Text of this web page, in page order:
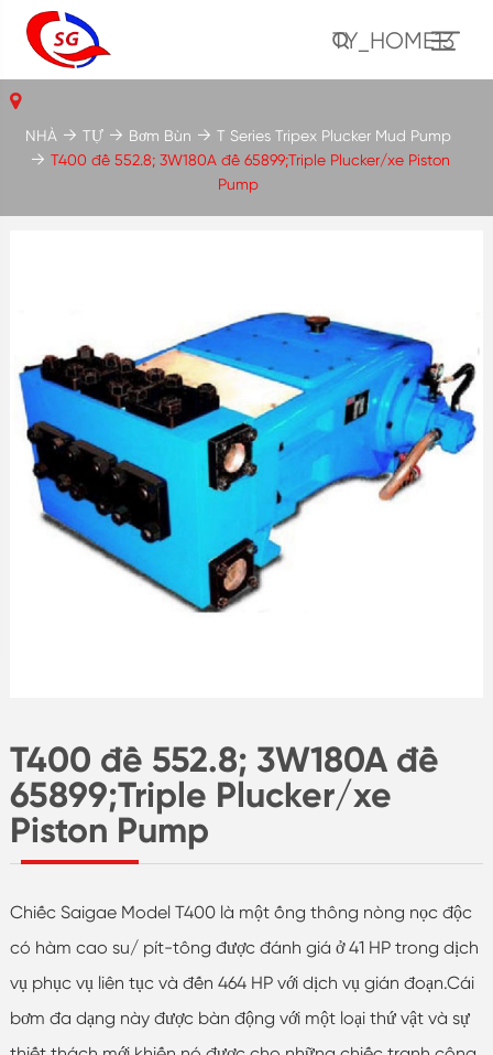
TY_HOME13
T400 đề 552.8; 3W180A đề
65899;Triple Plucker/xe
Piston Pump
Chiếc Saigae Model T400 là một ống thông nòng nọc độc
có hàm cao su/ pít-tông được đánh giá ở 41 HP trong dịch
vụ phục vụ liên tục và đến 464 HP với dịch vụ gián đoạn.Cái
bơm đa dạng này được bàn động với một loại thứ vật và sự
NHÀ TỰ Bơm Bùn
T Series Tripex Plucker Mud Pump
T400 đề 552.8; 3W180A đề 65899;Triple Plucker/xe Piston
Pump